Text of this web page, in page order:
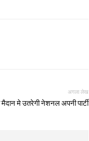
अगला लेख
मे उतरेगी नेशनल अपनी पार्टी